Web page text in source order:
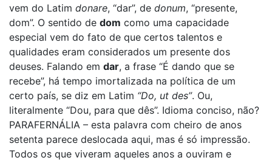
vem do Latim donare, “dar”, de donum, “presente,
dom”. O sentido de dom como uma capacidade
especial vem do fato de que certos talentos e
qualidades eram considerados um presente dos
deuses. Falando em dar, a frase “É dando que se
recebe”, há tempo imortalizada na política de um
certo país, se diz em Latim “Do, ut des”. Ou,
literalmente “Dou, para que dês”. Idioma conciso, não?
PARAFERNÁLIA – esta palavra com cheiro de anos
setenta parece deslocada aqui, mas é só impressão.
Todos os que viveram aqueles anos a ouviram e